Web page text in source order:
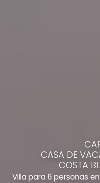
CASA DE
COSTA
Villa para 6 personas